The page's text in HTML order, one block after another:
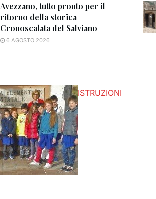
Avezzano, tutto pronto per il
ritorno della storica
Cronoscalata del Salviano
6 AGOSTO 2026
ISTRUZIONI